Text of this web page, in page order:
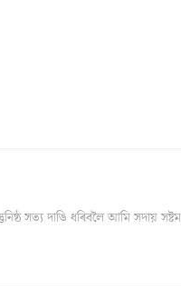
সত্য দাঙি ধৰিবলৈ আমি সদায়